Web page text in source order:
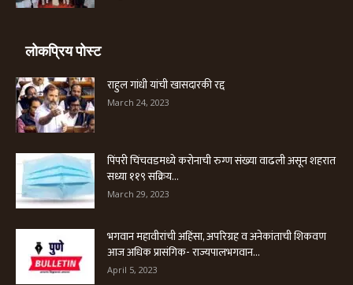
लोकप्रिय पोस्ट
राहुल गांधी यांची खासदारकी रद्द
March 24, 2023
पिंपरी चिंचवडमध्ये करोनाची रुग्ण संख्या वाढली असून शहरात
सध्या ११९ सक्रिय...
March 29, 2023
भगवान महावीरांची अहिंसा, अपरिग्रह व अनेकांताची शिकवण
आज अधिक प्रासंगिक- राज्यपालभगवान...
April 5, 2023